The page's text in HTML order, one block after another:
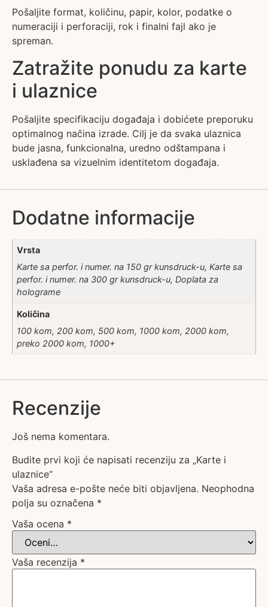
Pošaljite format, količinu, papir, kolor, podatke o
numeraciji i perforaciji, rok i finalni fajl ako je
spreman.
Zatražite ponudu za karte
i ulaznice
Pošaljite specifikaciju događaja i dobićete preporuku
optimalnog načina izrade. Cilj je da svaka ulaznica
bude jasna, funkcionalna, uredno odštampana i
usklađena sa vizuelnim identitetom događaja.
Dodatne informacije
Vrsta
Karte sa perfor. i numer. na 150 gr kunsdruck-u, Karte sa
perfor. i numer. na 300 gr kunsdruck-u, Doplata za
holograme
Količina
100 kom, 200 kom, 500 kom, 1000 kom, 2000 kom,
preko 2000 kom, 1000+
Recenzije
Još nema komentara.
Budite prvi koji će napisati recenziju za „Karte i
ulaznice“
Vaša adresa e-pošte neće biti objavljena. Neophodna
polja su označena *
Vaša ocena *
Vaša recenzija *